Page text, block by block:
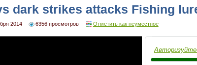
dark strikes attacks Fishing
2014 6356 просмотров Отметить как неуместное